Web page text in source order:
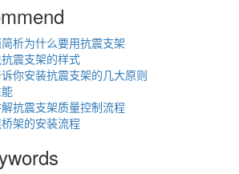
析为什么要用抗震支架
震支架的样式
你安装抗震支架的几大原则
抗震支架质量控制流程
架的安装流程